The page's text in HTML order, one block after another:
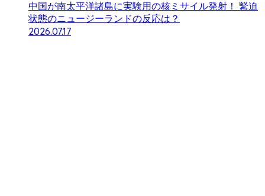
中国が南太平洋諸島に実験用の核ミサイル発射！ 緊迫
状態のニュージーランドの反応は？
2026.07.17